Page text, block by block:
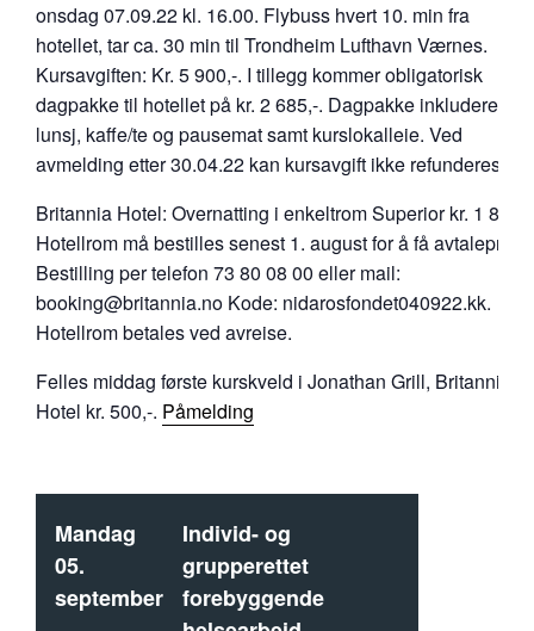
onsdag 07.09.22 kl. 16.00. Flybuss hvert 10. min fra
hotellet, tar ca. 30 min til Trondheim Lufthavn Værnes.
Kursavgiften: Kr. 5 900,-. I tillegg kommer obligatorisk
dagpakke til hotellet på kr. 2 685,-. Dagpakke inkluderer
lunsj, kaffe/te og pausemat samt kurslokalleie. Ved
avmelding etter 30.04.22 kan kursavgift ikke refunderes.
Britannia Hotel: Overnatting i enkeltrom Superior kr. 1
Hotellrom må bestilles senest 1. august for å få avtalepris.
Bestilling per telefon 73 80 08 00 eller mail:
booking@britannia.no Kode: nidarosfondet040922.kk.
Hotellrom betales ved avreise.
Felles middag første kurskveld i Jonathan Grill, Britannia
Hotel kr. 500,-. Påmelding
Mandag
05.
september
Individ- og
grupperettet
forebyggende